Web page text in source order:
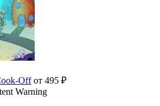
Offот 495 ₽
Warning